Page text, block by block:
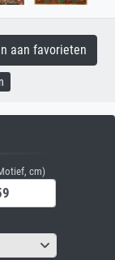
aan favorieten
cm)